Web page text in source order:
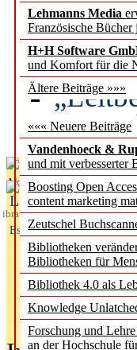
Lehmanns Media
Französische
H+H Software
und Komfort für die
Ältere Beiträge »»»
««« Neuere Beiträge
Vandenhoeck &
und mit verbesserter
Boosting Open
content marketing
Zeutschel
Bibliotheken
Bibliotheken für
Bibliothek 4.0 als
Knowledge
Forschung und
an der Hochschule
besser
des
Aktuelles aus
L
ibrary
Essentials